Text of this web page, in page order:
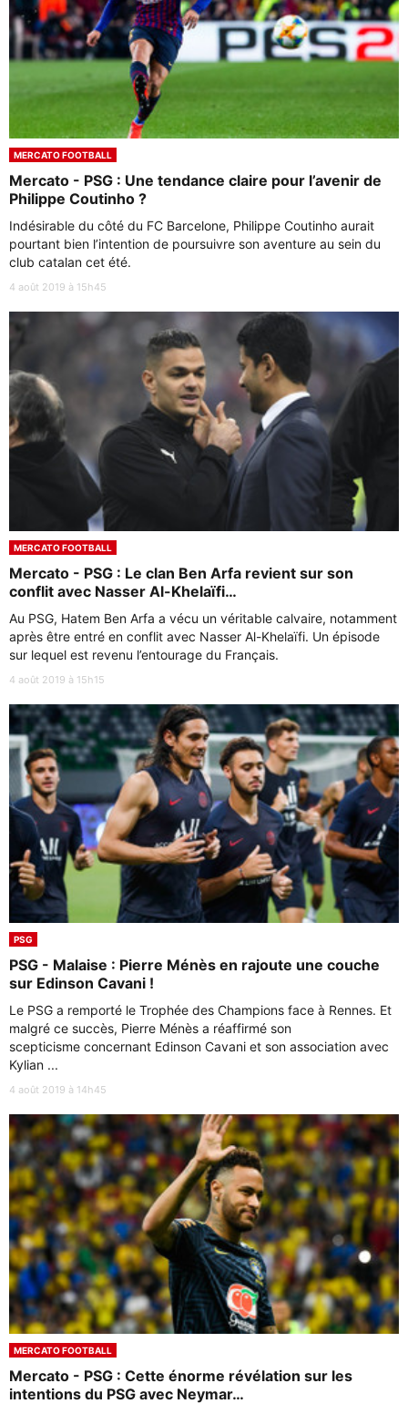
MERCATO FOOTBALL
Mercato - PSG : Une tendance claire pour l’avenir de
Philippe Coutinho ?
Indésirable du côté du FC Barcelone, Philippe Coutinho aurait
pourtant bien l’intention de poursuivre son aventure au sein du
club catalan cet été.
4 août 2019 à 15h45
MERCATO FOOTBALL
Mercato - PSG : Le clan Ben Arfa revient sur son
conflit avec Nasser Al-Khelaïfi…
Au PSG, Hatem Ben Arfa a vécu un véritable calvaire, notamment
après être entré en conflit avec Nasser Al-Khelaïfi. Un épisode
sur lequel est revenu l’entourage du Français.
4 août 2019 à 15h15
PSG
PSG - Malaise : Pierre Ménès en rajoute une couche
sur Edinson Cavani !
Le PSG a remporté le Trophée des Champions face à Rennes. Et
malgré ce succès, Pierre Ménès a réaffirmé son
scepticisme concernant Edinson Cavani et son association avec
Kylian ...
4 août 2019 à 14h45
MERCATO FOOTBALL
Mercato - PSG : Cette énorme révélation sur les
intentions du PSG avec Neymar…